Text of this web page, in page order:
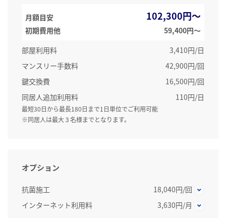
月額目安 102,300円～
初期費用他
59,400円〜
部屋利用料
3,410円/日
マンスリー手数料
42,900円/回
鍵交換費
16,500円/回
同居人追加利用料
110円/日
最短30日から最長180日まで1日単位でご利用可能
※同居人は最大３名様までとなります。
オプション
抗菌施工
18,040円/回
インターネット利用料
3,630円/月